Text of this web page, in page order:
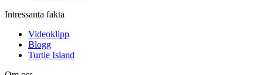
Intressanta fakta
Videoklipp
Blogg
Turtle Island